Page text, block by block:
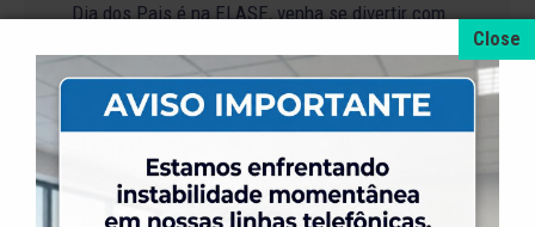
Dia dos Pais é na ELASE, venha se divertir com
31 de julho de 2026
Venha para a Feijoada na ELASE.
31 de julho de 2026